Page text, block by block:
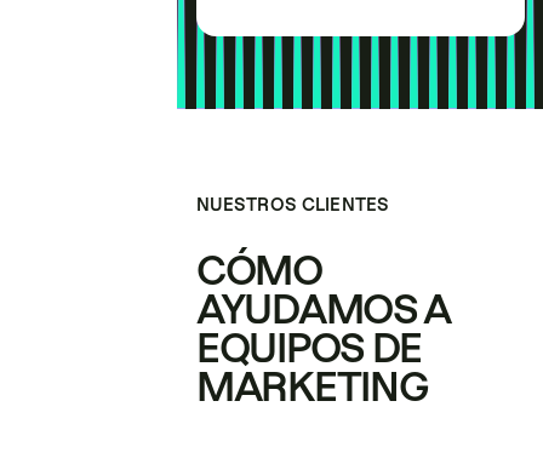
NUESTROS CLIENTES
CÓMO
AYUDAMOS A
EQUIPOS DE
MARKETING